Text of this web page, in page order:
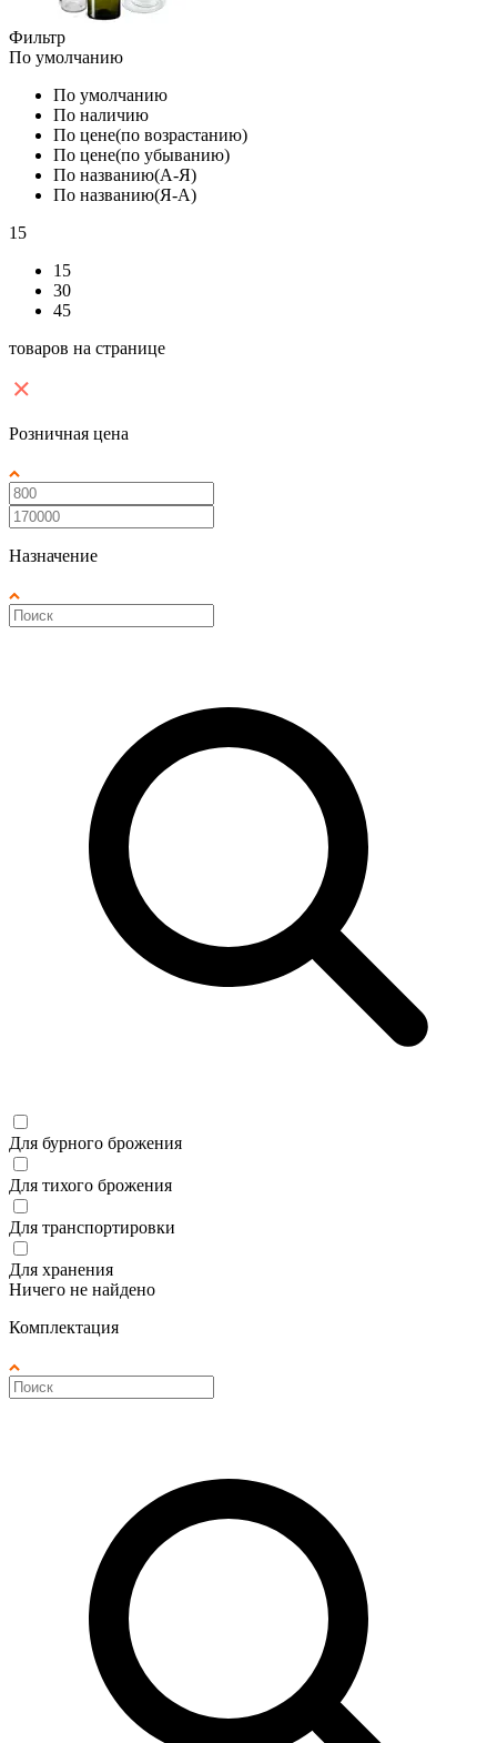
Фильтр
По умолчанию
По умолчанию
По наличию
По цене(по возрастанию)
По цене(по убыванию)
По названию(А-Я)
По названию(Я-А)
15
15
30
45
товаров на странице
Розничная цена
Назначение
Для бурного брожения
Для тихого брожения
Для транспортировки
Для хранения
Ничего не найдено
Комплектация